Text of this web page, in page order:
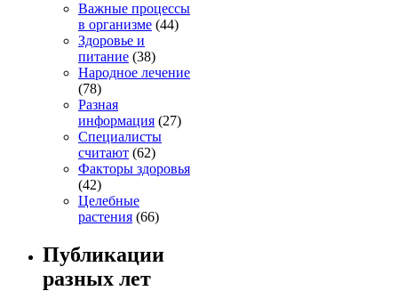
Важные процессы
в организме (44)
Здоровье и
питание (38)
Народное лечение
(78)
Разная
информация (27)
Специалисты
считают (62)
Факторы здоровья
(42)
Целебные
растения (66)
Публикации
разных лет